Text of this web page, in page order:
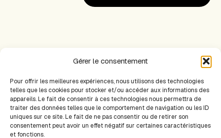
Gérer le consentement
Pour offrir les meilleures expériences, nous utilisons des technologies
telles que les cookies pour stocker et/ou accéder aux informations des
appareils. Le fait de consentir à ces technologies nous permettra de
traiter des données telles que le comportement de navigation ou les ID
uniques sur ce site. Le fait de ne pas consentir ou de retirer son
consentement peut avoir un effet négatif sur certaines caractéristiques
et fonctions.
PRÉCÉDENT SUIVANT
Plan du site
Accueil